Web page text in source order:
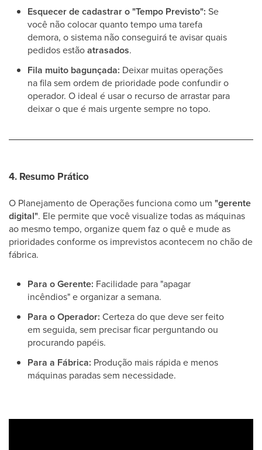
Esquecer de cadastrar o "Tempo Previsto": Se
você não colocar quanto tempo uma tarefa
demora, o sistema não conseguirá te avisar quais
pedidos estãoatrasados.
Fila muito bagunçada: Deixar muitas operações
na fila sem ordem de prioridade pode confundir o
operador. O ideal é usar o recurso de arrastar para
deixar o que é mais urgente sempre no topo.
4. Resumo Prático
O Planejamento de Operações funciona como um "gerente
digital". Ele permite que você visualize todas as máquinas
ao mesmo tempo, organize quem faz o quê e mude as
prioridades conforme os imprevistos acontecem no chão de
fábrica.
Para o Gerente: Facilidade para "apagar
incêndios" e organizar a semana.
Para o Operador: Certeza do que deve ser feito
em seguida, sem precisar ficar perguntando ou
procurando papéis.
Para a Fábrica: Produção mais rápida e menos
máquinas paradas sem necessidade.